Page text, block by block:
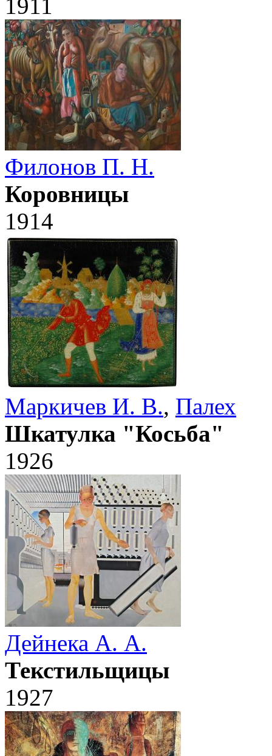
1911
Филонов П. Н.
Коровницы
1914
Маркичев И. В., Палех
Шкатулка "Косьба"
1926
Дейнека А. А.
Текстильщицы
1927